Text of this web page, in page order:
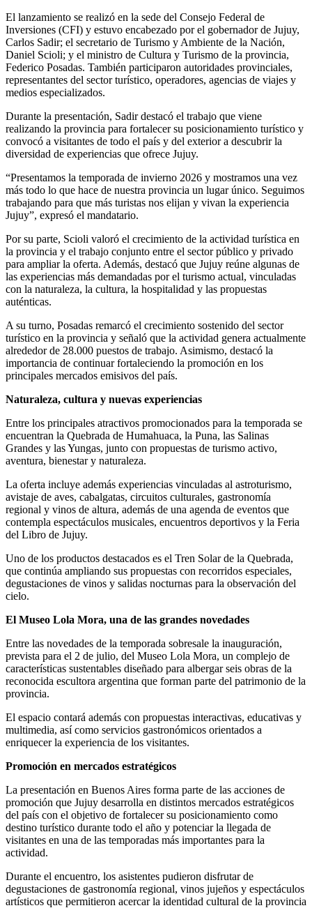
El lanzamiento se realizó en la sede del Consejo Federal de
Inversiones (CFI) y estuvo encabezado por el gobernador de Jujuy,
Carlos Sadir; el secretario de Turismo y Ambiente de la Nación,
Daniel Scioli; y el ministro de Cultura y Turismo de la provincia,
Federico Posadas. También participaron autoridades provinciales,
representantes del sector turístico, operadores, agencias de viajes y
medios especializados.
Durante la presentación, Sadir destacó el trabajo que viene
realizando la provincia para fortalecer su posicionamiento turístico y
convocó a visitantes de todo el país y del exterior a descubrir la
diversidad de experiencias que ofrece Jujuy.
“Presentamos la temporada de invierno 2026 y mostramos una vez
más todo lo que hace de nuestra provincia un lugar único. Seguimos
trabajando para que más turistas nos elijan y vivan la experiencia
Jujuy”, expresó el mandatario.
Por su parte, Scioli valoró el crecimiento de la actividad turística en
la provincia y el trabajo conjunto entre el sector público y privado
para ampliar la oferta. Además, destacó que Jujuy reúne algunas de
las experiencias más demandadas por el turismo actual, vinculadas
con la naturaleza, la cultura, la hospitalidad y las propuestas
auténticas.
A su turno, Posadas remarcó el crecimiento sostenido del sector
turístico en la provincia y señaló que la actividad genera actualmente
alrededor de 28.000 puestos de trabajo. Asimismo, destacó la
importancia de continuar fortaleciendo la promoción en los
principales mercados emisivos del país.
Naturaleza, cultura y nuevas experiencias
Entre los principales atractivos promocionados para la temporada se
encuentran la Quebrada de Humahuaca, la Puna, las Salinas
Grandes y las Yungas, junto con propuestas de turismo activo,
aventura, bienestar y naturaleza.
La oferta incluye además experiencias vinculadas al astroturismo,
avistaje de aves, cabalgatas, circuitos culturales, gastronomía
regional y vinos de altura, además de una agenda de eventos que
contempla espectáculos musicales, encuentros deportivos y la Feria
del Libro de Jujuy.
Uno de los productos destacados es el Tren Solar de la Quebrada,
que continúa ampliando sus propuestas con recorridos especiales,
degustaciones de vinos y salidas nocturnas para la observación del
cielo.
El Museo Lola Mora, una de las grandes novedades
Entre las novedades de la temporada sobresale la inauguración,
prevista para el 2 de julio, del Museo Lola Mora, un complejo de
características sustentables diseñado para albergar seis obras de la
reconocida escultora argentina que forman parte del patrimonio de la
provincia.
El espacio contará además con propuestas interactivas, educativas y
multimedia, así como servicios gastronómicos orientados a
enriquecer la experiencia de los visitantes.
Promoción en mercados estratégicos
La presentación en Buenos Aires forma parte de las acciones de
promoción que Jujuy desarrolla en distintos mercados estratégicos
del país con el objetivo de fortalecer su posicionamiento como
destino turístico durante todo el año y potenciar la llegada de
visitantes en una de las temporadas más importantes para la
actividad.
Durante el encuentro, los asistentes pudieron disfrutar de
degustaciones de gastronomía regional, vinos jujeños y espectáculos
artísticos que permitieron acercar la identidad cultural de la provincia